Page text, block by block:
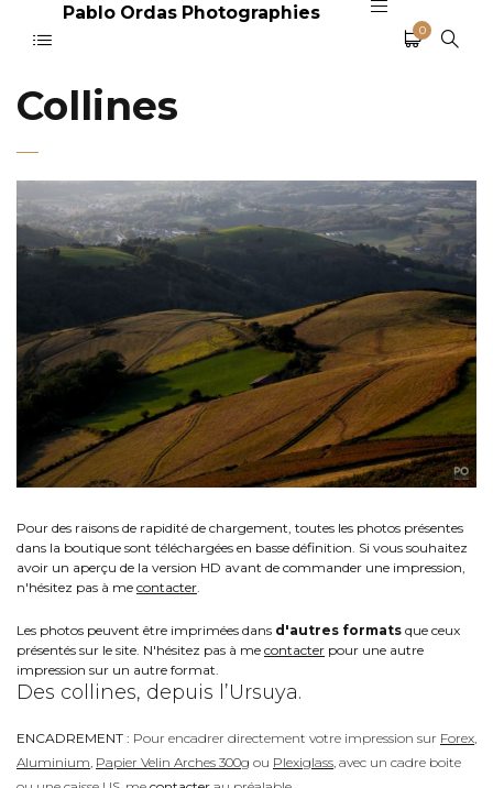
Pablo Ordas Photographies
0
Collines
Pour des raisons de rapidité de chargement, toutes les photos présentes
dans la boutique sont téléchargées en basse définition. Si vous souhaitez
avoir un aperçu de la version HD avant de commander une impression,
n'hésitez pas à me contacter
Les photos peuvent être imprimées dans d'autres formats que ceux
présentés sur le site. N'hésitez pas à me contacter pour une autre
impression sur un autre format.
Des collines, depuis l’Ursuya.
ENCADREMENT : Pour encadrer directement votre impression sur Forex
Aluminium Papier Velin Arches 300g ou Plexiglass , avec un cadre boite